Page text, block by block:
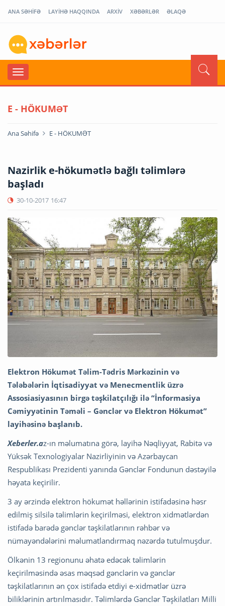
ANA SƏHİFƏ LAYİHƏ HAQQINDA ARXİV XƏBƏRLƏR ƏLAQƏ
E - HÖKUMƏT
Ana Səhifə E - HÖKUMƏT
Nazirlik e-hökumətlə bağlı təlimlərə
başladı
30-10-2017 16:47
Elektron Hökumət Təlim-Tədris Mərkəzinin və
Tələbələrin İqtisadiyyat və Menecmentlik üzrə
Assosiasiyasının birgə təşkilatçılığı ilə “İnformasiya
Cəmiyyətinin Təməli – Gənclər və Elektron Hökumət”
layihəsinə başlanıb.
Xeberler.az-ın məlumatına görə, layihə Nəqliyyat, Rabitə və
Yüksək Texnologiyalar Nazirliyinin və Azərbaycan
Respublikası Prezidenti yanında Gənclər Fondunun dəstəyilə
həyata keçirilir.
3 ay ərzində elektron hökumət həllərinin istifadəsinə həsr
edilmiş silsilə təlimlərin keçirilməsi, elektron xidmətlərdən
istifadə barədə gənclər təşkilatlarının rəhbər və
nümayəndələrini məlumatlandırmaq nəzərdə tutulmuşdur.
Ölkənin 13 regionunu əhatə edəcək təlimlərin
keçirilməsində əsas məqsəd gənclərin və gənclər
təşkilatlarının ən çox istifadə etdiyi e-xidmətlər üzrə
biliklərinin artırılmasıdır. Təlimlərdə Gənclər Təşkilatları Milli